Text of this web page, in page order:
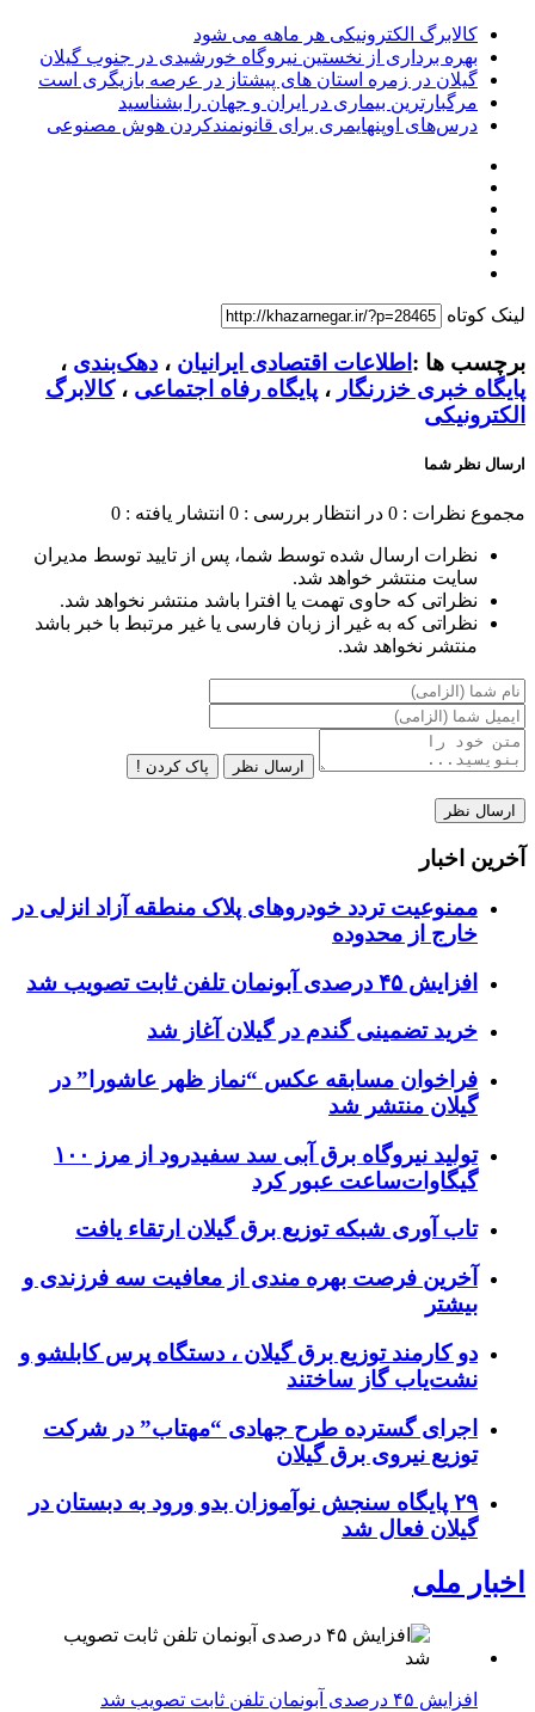
کالابرگ الکترونیکی هر ماهه می شود
بهره برداری از نخستین نیروگاه خورشیدی در جنوب گیلان
گیلان در زمره استان های پیشتاز در عرصه بازیگری است
مرگبارترین بیماری در ایران و جهان را بشناسید
درس‌های اوپنهایمری برای قانونمندکردن هوش مصنوعی
لینک کوتاه
برچسب ها : اطلاعات اقتصادی ایرانیان ، دهک‌بندی ،
پایگاه خبری خزرنگار ، پایگاه رفاه اجتماعی ،کالابرگ
الکترونیکی
ارسال نظر شما
مجموع نظرات : 0 در انتظار بررسی : 0 انتشار یافته : 0
نظرات ارسال شده توسط شما، پس از تایید توسط مدیران
سایت منتشر خواهد شد.
نظراتی که حاوی تهمت یا افترا باشد منتشر نخواهد شد.
نظراتی که به غیر از زبان فارسی یا غیر مرتبط با خبر باشد
منتشر نخواهد شد.
ارسال نظر پاک کردن !
آخرین اخبار
ممنوعیت تردد خودروهای پلاک منطقه آزاد انزلی در
خارج از محدوده
افزایش ۴۵ درصدی آبونمان تلفن ثابت تصویب شد
خرید تضمینی گندم در گیلان آغاز شد
فراخوان مسابقه عکس “نماز ظهر عاشورا” در
گیلان منتشر شد
تولید نیروگاه برق‌ آبی سد سفیدرود از مرز ۱۰۰
گیگاوات‌ساعت عبور کرد
تاب آوری شبکه توزیع برق گیلان ارتقاء یافت
آخرین فرصت بهره مندی از معافیت سه فرزندی و
بیشتر
دو کارمند توزیع برق گیلان ، دستگاه پرس کابلشو و
نشت‌یاب گاز ساختند
اجرای گسترده طرح جهادی “مهتاب” در شرکت
توزیع نیروی برق گیلان
۲۹ پایگاه سنجش نوآموزان بدو ورود به دبستان در
گیلان فعال شد
اخبار ملی
افزایش ۴۵ درصدی آبونمان تلفن ثابت تصویب شد